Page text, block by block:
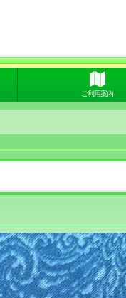
ご利用案内